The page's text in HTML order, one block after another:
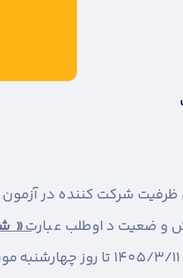
وضعیت داوطلب عبارت
«